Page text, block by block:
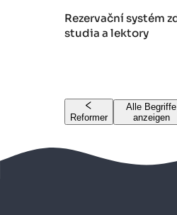
Rezervační systém
studia a lektory
Reformer
Alle Begriffe
anzeigen